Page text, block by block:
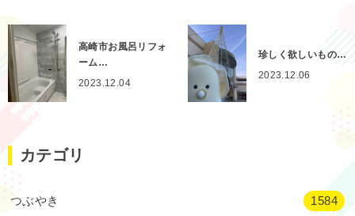
高崎市お風呂リフォ
ーム…
2023.12.04
珍しく欲しいもの…
2023.12.06
カテゴリ
つぶやき 1584